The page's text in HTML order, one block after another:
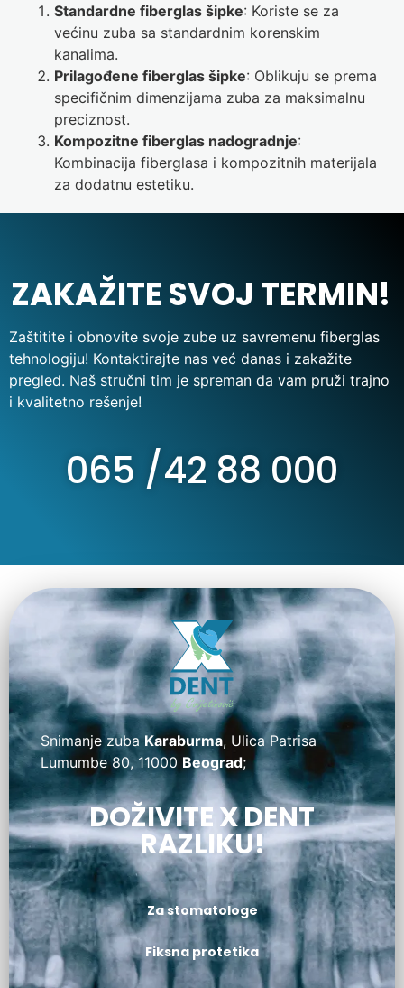
Standardne fiberglas šipke: Koriste se za
većinu zuba sa standardnim korenskim
kanalima.
Prilagođene fiberglas šipke: Oblikuju se prema
specifičnim dimenzijama zuba za maksimalnu
preciznost.
Kompozitne fiberglas nadogradnje:
Kombinacija fiberglasa i kompozitnih materijala
za dodatnu estetiku.
ZAKAŽITE SVOJ TERMIN!
Zaštitite i obnovite svoje zube uz savremenu fiberglas
tehnologiju! Kontaktirajte nas već danas i zakažite
pregled. Naš stručni tim je spreman da vam pruži trajno
i kvalitetno rešenje!
065 /42 88 000
Snimanje zubaKaraburma, Ulica Patrisa
Lumumbe 80, 11000 Beograd;
DOŽIVITE X DENT
RAZLIKU!
Za stomatologe
Fiksna protetika